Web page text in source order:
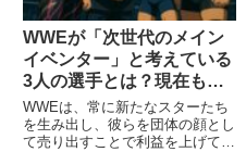
WWEが「次世代のメイン
イベンター」と考えている
3人の選手とは？現在もプ
ッシュが今後も続きそう
WWEは、常に新たなスターたち
を生み出し、彼らを団体の顔とし
て売り出すことで利益を上げてき